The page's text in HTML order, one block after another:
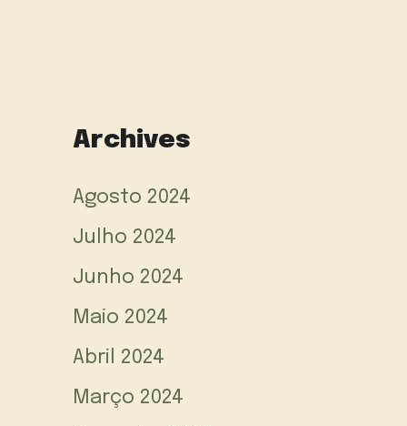
Archives
Agosto 2024
Julho 2024
Junho 2024
Maio 2024
Abril 2024
Março 2024